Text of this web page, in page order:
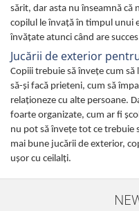
sărit, dar asta nu înseamnă că
copilul le învaţă în timpul unui
învăţate atunci când are
Jucării de exterior
Copiii trebuie să învețe cum
să-și facă prieteni, cum să
relaționeze cu alte persoane.
foarte organizate, cum ar fi
nu pot să învețe tot ce trebuie
mai bune jucării de exterior,
uşor cu ceilalţi.